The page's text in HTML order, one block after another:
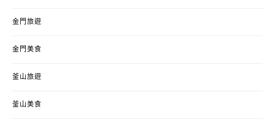
金門旅遊
金門美食
釜山旅遊
釜山美食